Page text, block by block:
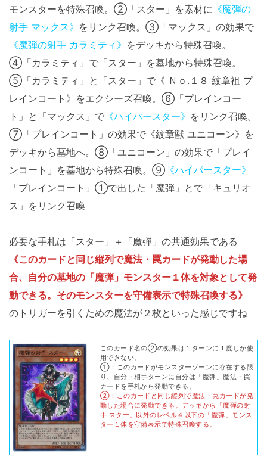
モンスターを特殊召喚。②「スター」を素材に 《魔弾の
射手 マックス》 をリンク召喚。③「マックス」の効果で
《魔弾の射手 カラミティ》 をデッキから特殊召喚。
④「カラミティ」で「スター」を墓地から特殊召喚。
⑤「カラミティ」と「スター」で《 Ｎｏ.１８ 紋章祖 プ
レインコート》をエクシーズ召喚。⑥「プレインコー
ト」と「マックス」で 《ハイパースター》 をリンク召喚。
⑦「プレインコート」の効果で《紋章獣 ユニコーン》を
デッキから墓地へ。⑧「ユニコーン」の効果で「プレイ
ンコート」を墓地から特殊召喚。⑨ 《ハイパースター》
「プレインコート」①で出した「魔弾」とで「キュリオ
ス」をリンク召喚
必要な手札は「スター」＋「魔弾」の共通効果である
《このカードと同じ縦列で魔法・罠カードが発動した場
合、自分の墓地の「魔弾」モンスター１体を対象として発
動できる。そのモンスターを守備表示で特殊召喚する》
のトリガーを引くための魔法が２枚といった感じですね
このカード名の②の効果は１ターンに１度しか使
用できない。
①：このカードがモンスターゾーンに存在する限
り、自分・相手ターンに自分は「魔弾」魔法・罠
カードを手札から発動できる。
②：このカードと同じ縦列で魔法・罠カードが発
動した場合に発動できる。デッキから「魔弾の射
手 スター」以外のレベル４以下の「魔弾」モンス
ター１体を守備表示で特殊召喚する。